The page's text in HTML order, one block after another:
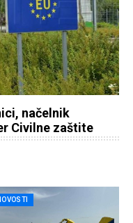
načelnik
Civilne zaštite